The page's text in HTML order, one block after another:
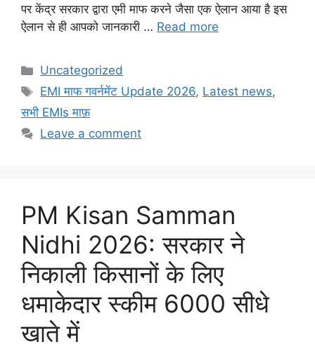
पर केंद्र सरकार द्वारा एमी माफ करने जैसा एक ऐलान आया है इस
ऐलान से ही आपको जानकारी … Read more
Categories
Uncategorized
Tags
EMI माफ गवर्नमेंट Update 2026, Latest news,
सभी EMIs माफ़
Leave a comment
PM Kisan Samman
Nidhi 2026: सरकार ने
निकाली किसानों के लिए
धमाकेदार स्कीम 6000 सीधे
खाते में